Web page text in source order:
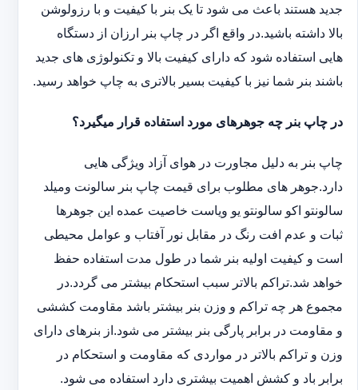
جدید هستند باعث می شود تا یک بنر با کیفیت و با رزولوشن
بالا داشته باشید.در واقع اگر در چاپ بنر ارزان از دستگاه
هایی استفاده شود که دارای کیفیت بالا و تکنولوژی های جدید
باشند بنر شما نیز با کیفیت بسیر بالاتری به چاپ خواهد رسید.
در چاپ بنر چه جوهرهای مورد استفاده قرار میگیرد؟
چاپ بنر به دلیل مجاورت در هوای آزاد ویژگی هایی
دارد.جوهر های مطلوب برای قیمت چاپ بنر سالونت ‏و‏‏میلد
سالونت‎و ‎‏اکو سالونت‎‎‏و یو وی‎‏است خاصیت عمده این ‏جوهرها
ثبات و عدم افت رنگ در مقابل نور آفتاب و عوامل محیطی
است و کیفیت اولیه بنر شما در طول مدت استفاده حفظ
خواهد شد.‎تراکم بالاتر سبب استحکام بیشتر می گردد.در
مجموع هر چه تراکم و وزن بنر بیشتر باشد مقاومت کششی
و مقاومت در ‏برابر پارگی بنر بیشتر می شود.از بنرهای دارای
وزن و تراکم بالاتر در مواردی که مقاومت و استحکام در
برابر باد و ‏کشش اهمیت بیشتری دارد استفاده می شود‎.‎